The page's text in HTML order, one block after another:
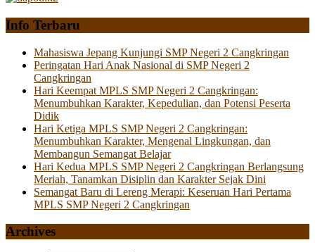
Info Terbaru
Mahasiswa Jepang Kunjungi SMP Negeri 2 Cangkringan
Peringatan Hari Anak Nasional di SMP Negeri 2
Cangkringan
Hari Keempat MPLS SMP Negeri 2 Cangkringan:
Menumbuhkan Karakter, Kepedulian, dan Potensi Peserta
Didik
Hari Ketiga MPLS SMP Negeri 2 Cangkringan:
Menumbuhkan Karakter, Mengenal Lingkungan, dan
Membangun Semangat Belajar
Hari Kedua MPLS SMP Negeri 2 Cangkringan Berlangsung
Meriah, Tanamkan Disiplin dan Karakter Sejak Dini
Semangat Baru di Lereng Merapi: Keseruan Hari Pertama
MPLS SMP Negeri 2 Cangkringan
Archives